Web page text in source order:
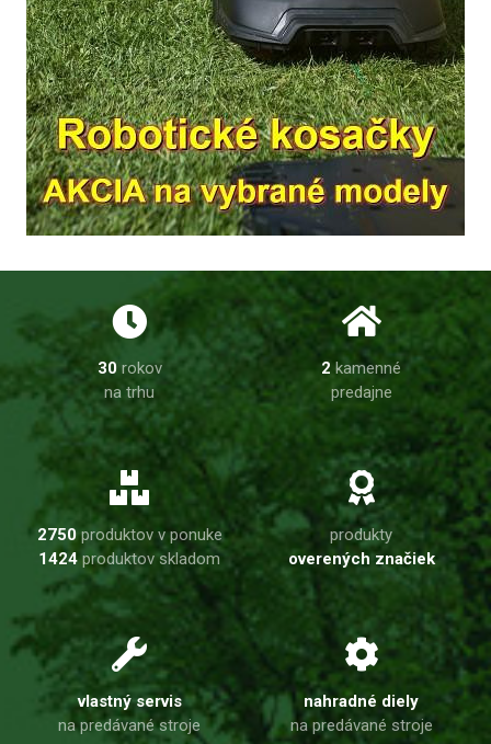
30rokov
na trhu
2 kamenné
predajne
2750produktov v ponuke
1424produktov skladom
produkty
overených značiek
vlastný servis
na predávané stroje
nahradné diely
na predávané stroje